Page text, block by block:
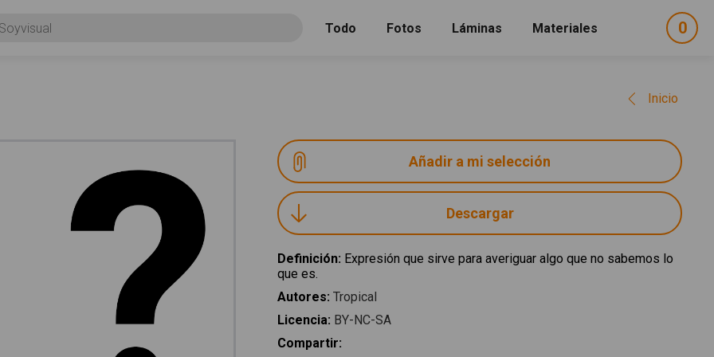
Todo Fotos Láminas Materiales 0
Inicio
Descargar
Definición: Expresión que sirve para averiguar algo que no sabemos lo
que es.
Autores: Tropical
Licencia: BY-NC-SA
Compartir: